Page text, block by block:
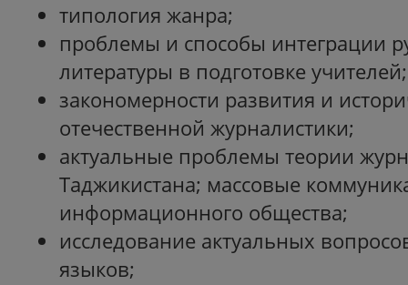
типология жанра;
проблемы и способы интеграции
литературы в подготовке учителей;
закономерности развития и
отечественной журналистики;
актуальные проблемы теории
Таджикистана; массовые
информационного общества;
исследование актуальных
языков;